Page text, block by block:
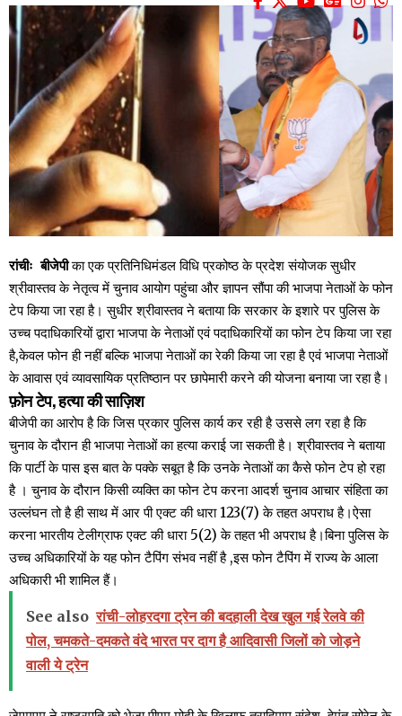
रांचीः बीजेपीका एक प्रतिनिधिमंडल विधि प्रकोष्ठ के प्रदेश संयोजक सुधीर
श्रीवास्तव के नेतृत्व में चुनाव आयोग पहुंचा और ज्ञापन सौंपा की भाजपा नेताओं के फोन
टेप किया जा रहा है। सुधीर श्रीवास्तव ने बताया कि सरकार के इशारे पर पुलिस के
उच्च पदाधिकारियों द्वारा भाजपा के नेताओं एवं पदाधिकारियों का फोन टेप किया जा रहा
है,केवल फोन ही नहीं बल्कि भाजपा नेताओं का रेकी किया जा रहा है एवं भाजपा नेताओं
के आवास एवं व्यावसायिक प्रतिष्ठान पर छापेमारी करने की योजना बनाया जा रहा है।
फ़ोन टेप, हत्या की साज़िश
बीजेपी का आरोप है कि जिस प्रकार पुलिस कार्य कर रही है उससे लग रहा है कि
चुनाव के दौरान ही भाजपा नेताओं का हत्या कराई जा सकती है। श्रीवास्तव ने बताया
कि पार्टी के पास इस बात के पक्के सबूत है कि उनके नेताओं का कैसे फोन टेप हो रहा
है । चुनाव के दौरान किसी व्यक्ति का फोन टेप करना आदर्श चुनाव आचार संहिता का
उल्लंघन तो है ही साथ में आर पी एक्ट की धारा 123(7) के तहत अपराध है।ऐसा
करना भारतीय टेलीग्राफ एक्ट की धारा 5(2) के तहत भी अपराध है।बिना पुलिस के
उच्च अधिकारियों के यह फोन टैपिंग संभव नहीं है ,इस फोन टैपिंग में राज्य के आला
अधिकारी भी शामिल हैं।
See also रांची-लोहरदगा ट्रेन की बदहाली देख खुल गई रेलवे की
पोल, चमकते-दमकते वंदे भारत पर दाग है आदिवासी जिलों को जोड़ने
वाली ये ट्रेन